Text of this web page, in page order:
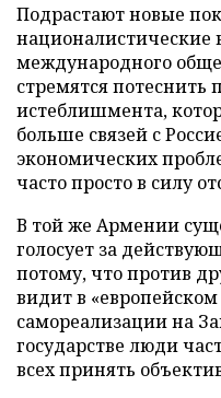
Подрастают новые
националистические
международного
стремятся потеснить
истеблишмента,
больше связей с
экономических
часто просто в силу
В той же Армении
голосует за
потому, что против
видит в
самореализации на
государстве люди
всех принять